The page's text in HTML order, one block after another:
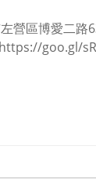
營區博愛二路
goo.gl/